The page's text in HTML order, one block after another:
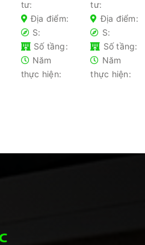
chủ lần
đầu xây
nhà nên
tránh
tư:
Địa điểm:
S:
Số tầng:
Năm
thực hiện:
chóng
2025 –
Tối ưu chi
phí
tư:
Địa điểm:
S:
Số tầng:
Năm
thực hiện: